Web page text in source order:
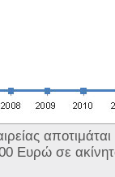
Ευρώ σε